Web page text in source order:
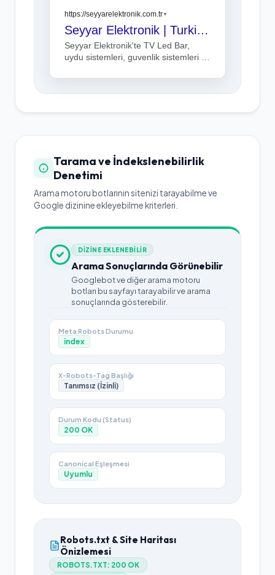
https://seyyarelektronik.com.tr ▼
Seyyar Elektronik | Turkiye'nin Guvenilir Elektronik Magazasi - Seyyar Elektronik
Seyyar Elektronik'te TV Led Bar,
uydu sistemleri, guvenlik sistemleri ve
bulun.
Tarama ve İndekslenebilirlik
Denetimi
Arama motoru botlarının sitenizi tarayabilme ve
Google dizinine ekleyebilme kriterleri.
DİZİNE EKLENEBİLİR
Arama Sonuçlarında Görünebilir
Googlebot ve diğer arama motoru
botları bu sayfayı tarayabilir ve arama
sonuçlarında gösterebilir.
Meta Robots Durumu
index
X-Robots-Tag Başlığı
Tanımsız (İzinli)
Durum Kodu (Status)
200 OK
Canonical Eşleşmesi
Uyumlu
Robots.txt & Site Haritası
Önizlemesi
ROBOTS.TXT: 200 OK